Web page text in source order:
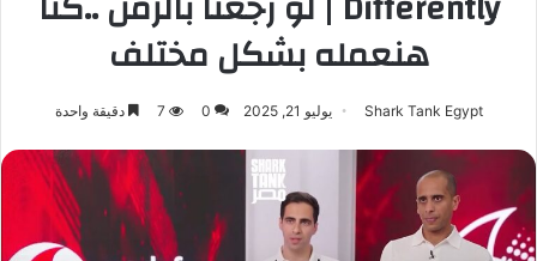
هنعمله بشكل مختلف
Shark Tank Egypt يوليو 21, 2025 0
7 دقيقة واحدة